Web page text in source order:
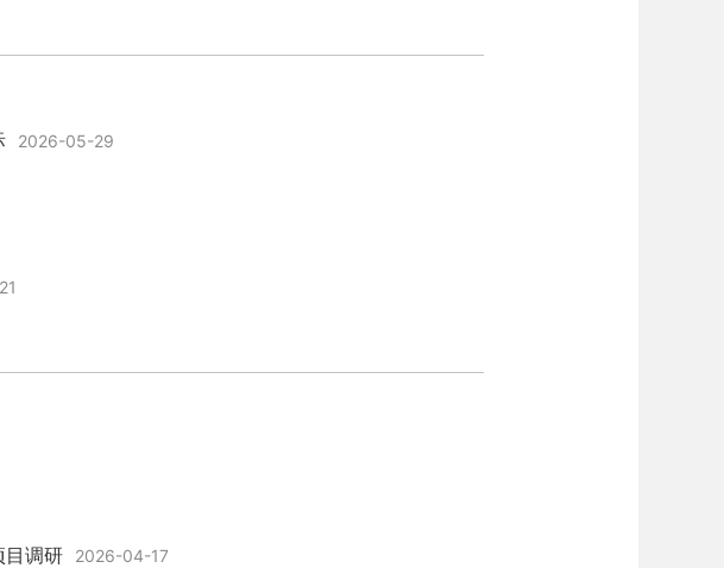
2026-05-29
目调研 2026-04-17